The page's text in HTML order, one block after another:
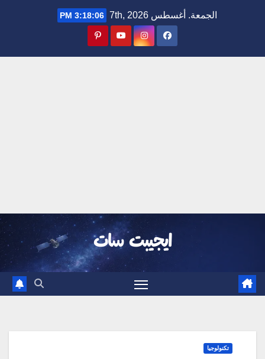
الجمعة. أغسطس 7th, 2026 3:18:07 PM
ايجيبت سات
تكنولوجيا